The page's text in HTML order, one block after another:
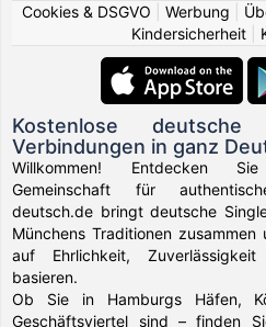
Cookies & DSGVO
Werbung
Kindersicherheit
Kostenlose
Verbindungen in ganz
Willkommen! Entdecken
Gemeinschaft für
deutsch.de bringt deutsche
Münchens Traditionen
auf Ehrlichkeit,
basieren.
Ob Sie in Hamburgs Häfen,
Geschäftsviertel sind – finden